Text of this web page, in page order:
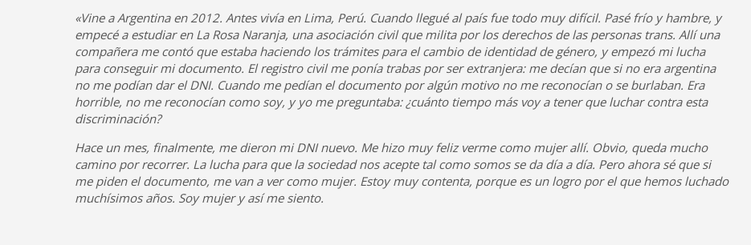
«Vine a Argentina en 2012. Antes vivía en Lima, Perú. Cuando llegué al país fue todo muy difícil. Pasé frío y hambre, y
empecé a estudiar en La Rosa Naranja, una asociación civil que milita por los derechos de las personas trans. Allí una
compañera me contó que estaba haciendo los trámites para el cambio de identidad de género, y empezó mi lucha
para conseguir mi documento. El registro civil me ponía trabas por ser extranjera: me decían que si no era argentina
no me podían dar el DNI. Cuando me pedían el documento por algún motivo no me reconocían o se burlaban. Era
horrible, no me reconocían como soy, y yo me preguntaba: ¿cuánto tiempo más voy a tener que luchar contra esta
discriminación?
Hace un mes, finalmente, me dieron mi DNI nuevo. Me hizo muy feliz verme como mujer allí. Obvio, queda mucho
camino por recorrer. La lucha para que la sociedad nos acepte tal como somos se da día a día. Pero ahora sé que si
me piden el documento, me van a ver como mujer. Estoy muy contenta, porque es un logro por el que hemos luchado
muchísimos años. Soy mujer y así me siento.